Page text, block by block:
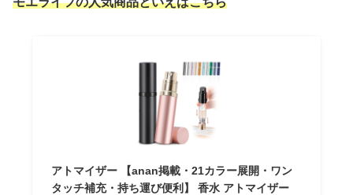
アトマイザー 【anan掲載・21カラー展開・ワン
タッチ補充・持ち運び便利】 香水 アトマイザー